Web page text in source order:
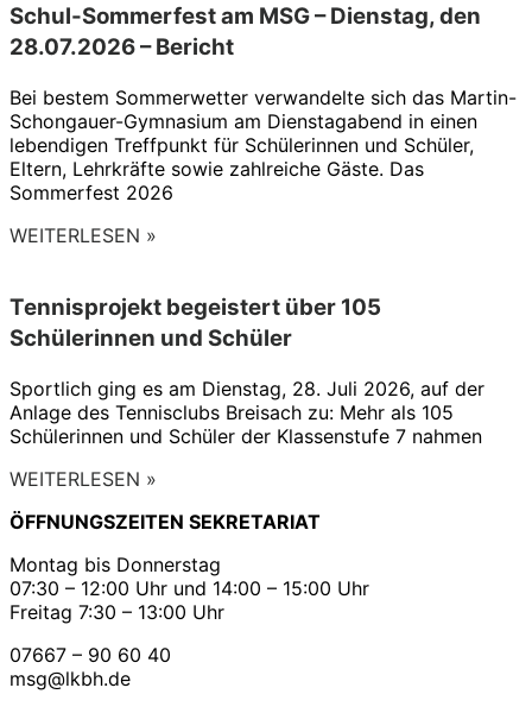
Schul-Sommerfest am MSG – Dienstag, den
28.07.2026 – Bericht
Bei bestem Sommerwetter verwandelte sich das Martin-
Schongauer-Gymnasium am Dienstagabend in einen
lebendigen Treffpunkt für Schülerinnen und Schüler,
Eltern, Lehrkräfte sowie zahlreiche Gäste. Das
Sommerfest 2026
WEITERLESEN »
Tennisprojekt begeistert über 105
Schülerinnen und Schüler
Sportlich ging es am Dienstag, 28. Juli 2026, auf der
Anlage des Tennisclubs Breisach zu: Mehr als 105
Schülerinnen und Schüler der Klassenstufe 7 nahmen
WEITERLESEN »
ÖFFNUNGSZEITEN SEKRETARIAT
Montag bis Donnerstag
07:30 – 12:00 Uhr und 14:00 – 15:00 Uhr
Freitag 7:30 – 13:00 Uhr
07667 – 90 60 40
msg@lkbh.de